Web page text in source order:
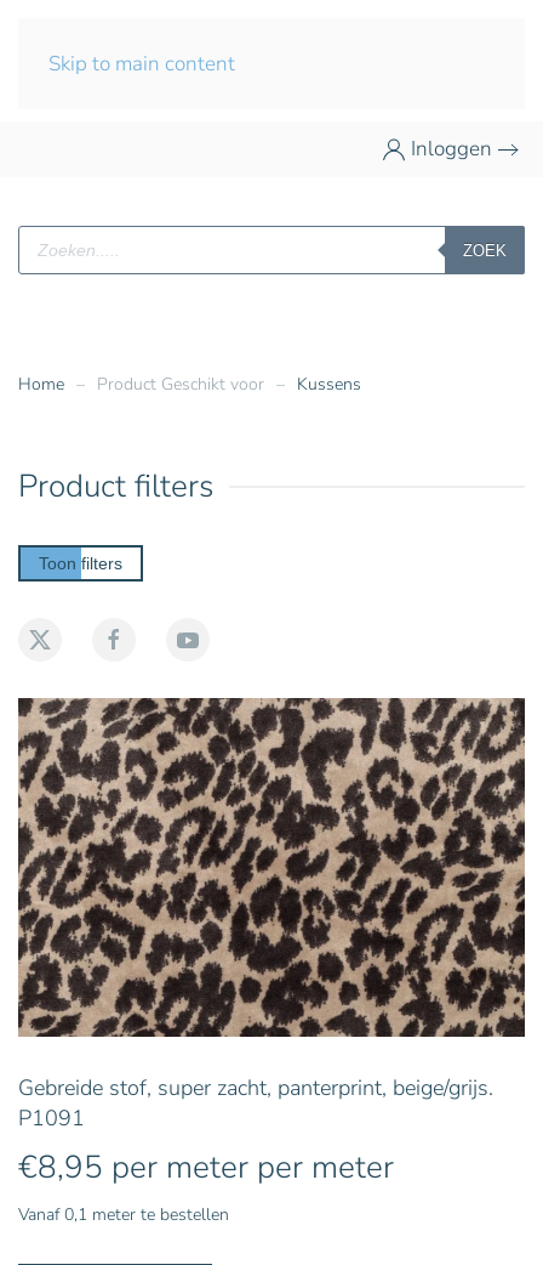
Skip to main content
Inloggen
Producten
zoeken
ZOEK
Home Product Geschikt voor Kussens
Product filters
Toon filters
Gebreide stof, super zacht, panterprint, beige/grijs.
P1091
€8,95 per meter per meter
Vanaf 0,1 meter te bestellen